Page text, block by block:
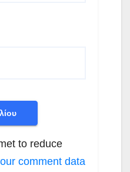
to reduce
comment data